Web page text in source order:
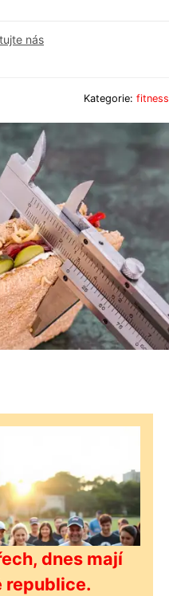
nás
Kategorie: fitness
dnes mají
republice.